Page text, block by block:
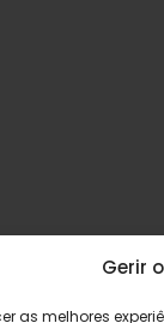
Gerir
as melhores